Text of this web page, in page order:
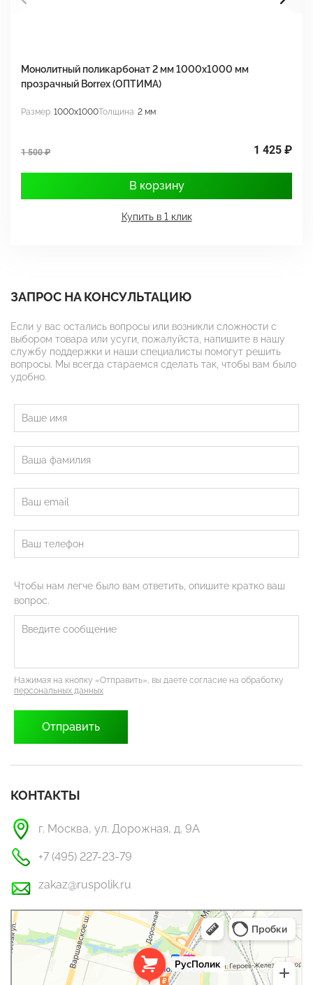
Монолитный поликарбонат 2 мм 1000x1000 мм
прозрачный Borrex (ОПТИМА)
Размер 1000x1000Толщина 2 мм
1 500 ₽ 1 425 ₽
В корзину
Купить в 1 клик
ЗАПРОС НА КОНСУЛЬТАЦИЮ
Если у вас остались вопросы или возникли сложности с
выбором товара или усуги, пожалуйста, напишите в нашу
службу поддержки и наши специалисты помогут решить
вопросы. Мы всегда стараемся сделать так, чтобы вам было
удобно.
Чтобы нам легче было вам ответить, опишите кратко ваш
вопрос.
Нажимая на кнопку «Отправить», вы даете согласие на обработку
персональных данных
КОНТАКТЫ
г. Москва, ул. Дорожная, д. 9А
+7 (495) 227-23-79
zakaz@ruspolik.ru
РусПолик
Оргстекло, поликарбонат в Москве
Строительные и отделочные работы в Москве